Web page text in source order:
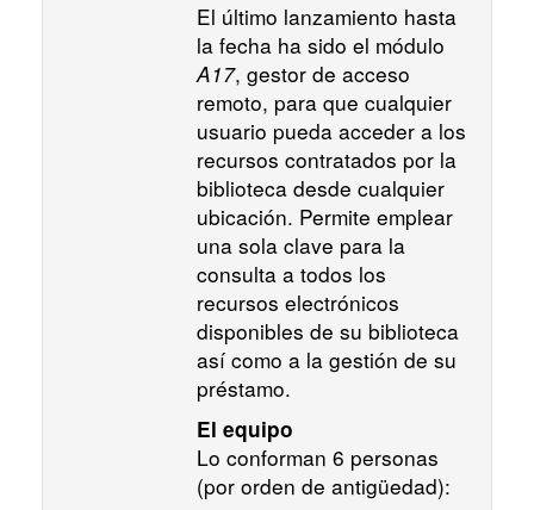
El último lanzamiento hasta
la fecha ha sido el módulo
A17, gestor de acceso
remoto, para que cualquier
usuario pueda acceder a los
recursos contratados por la
biblioteca desde cualquier
ubicación. Permite emplear
una sola clave para la
consulta a todos los
recursos electrónicos
disponibles de su biblioteca
así como a la gestión de su
préstamo.
El equipo
Lo conforman 6 personas
(por orden de antigüedad):